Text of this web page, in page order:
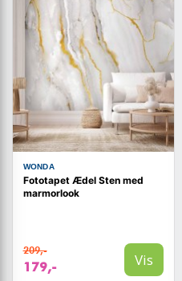
WONDA
Fototapet Ædel Sten med
marmorlook
209,-
179,- Vis